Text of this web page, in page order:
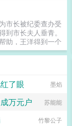
牌的他死亡，他就
从现实世界里醒
会自动痊愈。苏沅
又不断地死遁。卡
了几件大事。先是
马突然恋爱了，谈
人牌恋，有了个哑
在众人终于找到可
讽时，上一秒还带
着，就是某位已经
需要照顾的耳聋卡
殊不知旧王避退，
头潜龙，一飞冲
市长被纪委查办受
到市长夫人垂青。
助，王洋得到一个
众多不为人知的秘
运亨通，红颜不
扶摇而上，直入云
了眼
墨焰
万元户 苏能能
竹黎公子